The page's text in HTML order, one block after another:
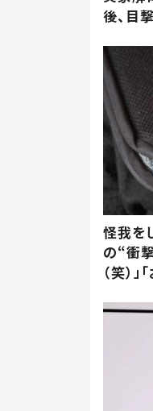
後、目
怪我を
の“衝
（笑）